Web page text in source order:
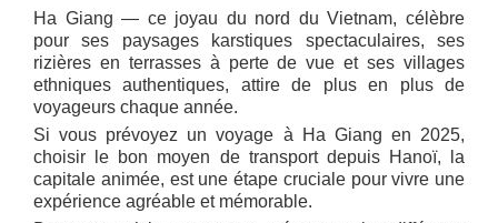
Ha Giang — ce joyau du nord du Vietnam, célèbre
pour ses paysages karstiques spectaculaires, ses
rizières en terrasses à perte de vue et ses villages
ethniques authentiques, attire de plus en plus de
voyageurs chaque année.
Si vous prévoyez un voyage à Ha Giang en 2025,
choisir le bon moyen de transport depuis Hanoï, la
capitale animée, est une étape cruciale pour vivre une
expérience agréable et mémorable.